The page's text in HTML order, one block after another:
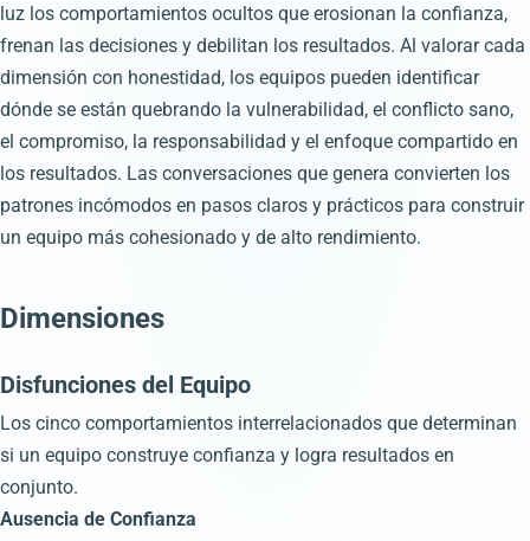
luz los comportamientos ocultos que erosionan la confianza,
frenan las decisiones y debilitan los resultados. Al valorar cada
dimensión con honestidad, los equipos pueden identificar
dónde se están quebrando la vulnerabilidad, el conflicto sano,
el compromiso, la responsabilidad y el enfoque compartido en
los resultados. Las conversaciones que genera convierten los
patrones incómodos en pasos claros y prácticos para construir
un equipo más cohesionado y de alto rendimiento.
Dimensiones
Disfunciones del Equipo
Los cinco comportamientos interrelacionados que determinan
si un equipo construye confianza y logra resultados en
conjunto.
Ausencia de Confianza